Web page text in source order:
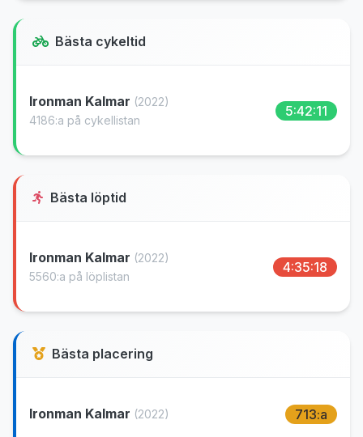
Bästa cykeltid
Ironman Kalmar (2022)
4186:a på cykellistan
5:42:11
Bästa löptid
Ironman Kalmar (2022)
5560:a på löplistan
4:35:18
Bästa placering
Ironman Kalmar (2022) 713:a